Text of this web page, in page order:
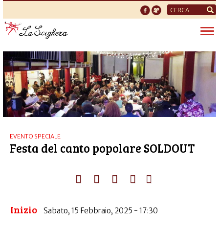
Form
di
ricerca
EVENTO SPECIALE
Festa del canto popolare SOLDOUT
Inizio Sabato, 15 Febbraio, 2025 - 17:30